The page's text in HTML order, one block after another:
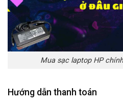
Mua sạc laptop HP
Hướng dẫn thanh toán